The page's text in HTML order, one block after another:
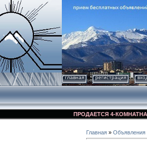
главная регистрация
ПРОДАЕТСЯ 4-КОМНАТНАЯ
Главная » Объявления